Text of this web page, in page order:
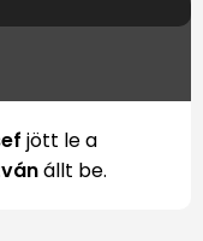
jött le a
állt be.